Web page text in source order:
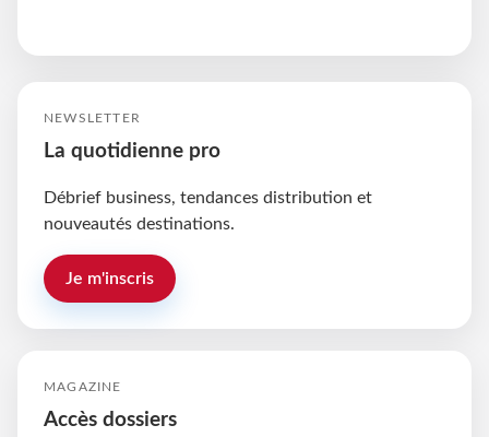
NEWSLETTER
La quotidienne pro
Débrief business, tendances distribution et
nouveautés destinations.
Je m'inscris
MAGAZINE
Accès dossiers